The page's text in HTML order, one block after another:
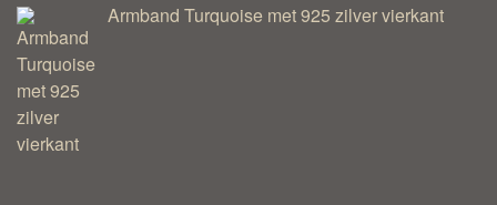
Armband Turquoise met 925 zilver vierkant